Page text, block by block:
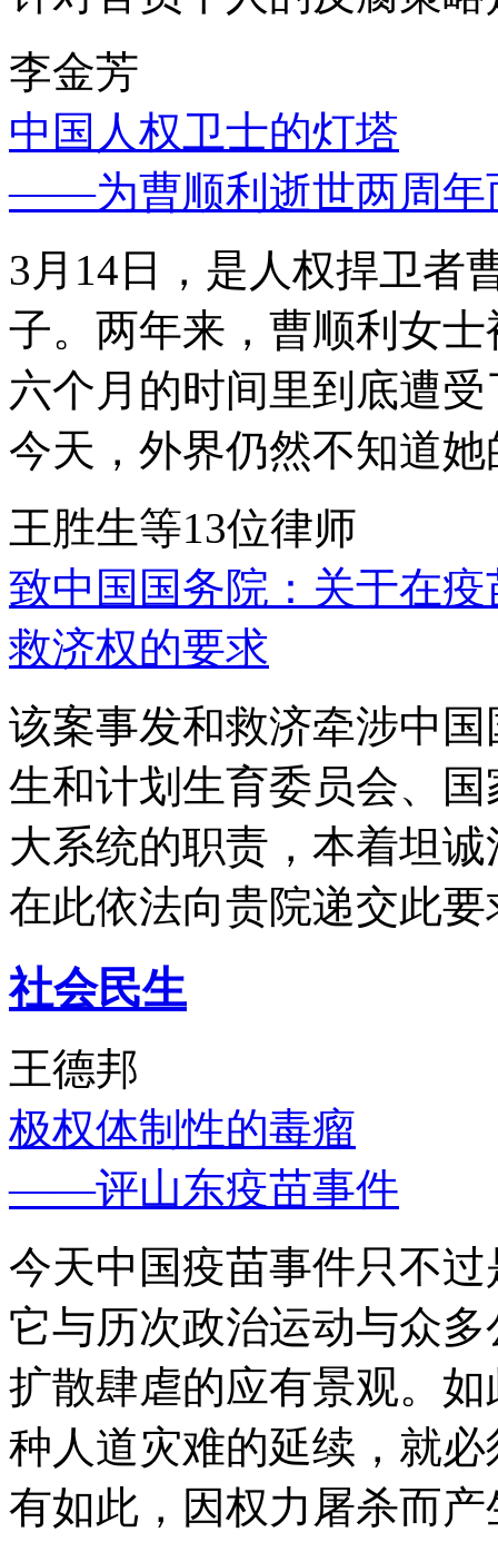
李金芳
中国人权卫士的灯塔
——为曹顺利逝世两周年
3月14日，是人权捍卫者
子。两年来，曹顺利女
六个月的时间里到底遭
今天，外界仍然不知道
王胜生等13位律师
致中国国务院：关于在
救济权的要求
该案事发和救济牵涉中
生和计划生育委员会、
大系统的职责，本着坦
在此依法向贵院递交此要
社会民生
王德邦
极权体制性的毒瘤
——评山东疫苗事件
今天中国疫苗事件只不
它与历次政治运动与众
扩散肆虐的应有景观。
种人道灾难的延续，就
有如此，因权力屠杀而